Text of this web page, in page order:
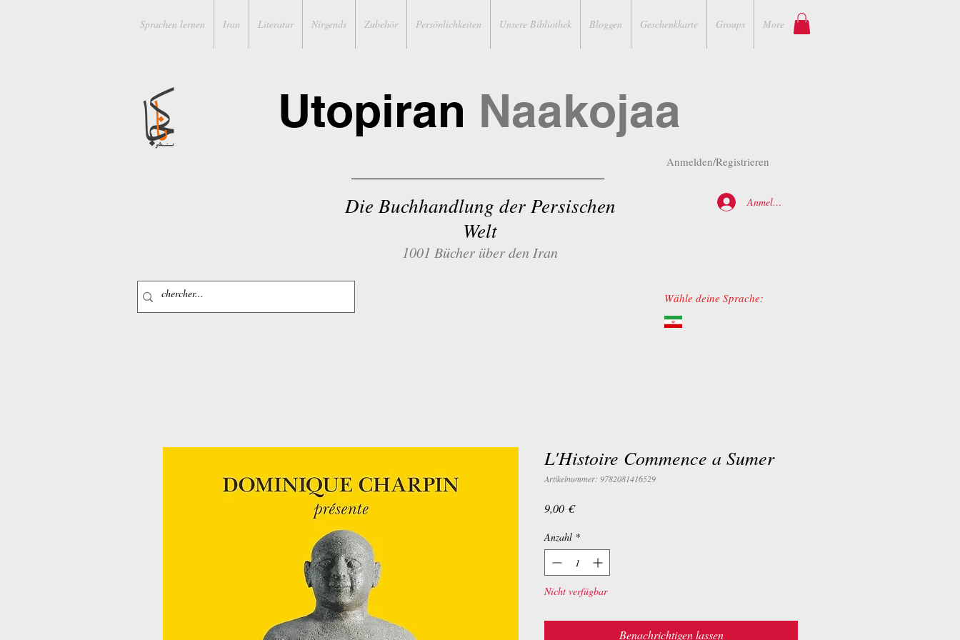
Sprachen lernen Iran Literatur Nirgends Zubehör Persönlichkeiten Unsere Bibliothek Bloggen Geschenkkarte Groups More
Anmelden/Registrieren
Utopiran Naakojaa
Die Buchhandlung der Persischen
Welt
Anmelden
1001 Bücher über den Iran
Wähle deine Sprache:
L'Histoire Commence a Sumer
Artikelnummer: 9782081416529
9,00 €Preis
Anzahl *
Nicht verfügbar
Benachrichtigen lassen